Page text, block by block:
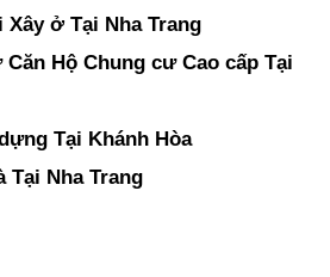
Xây ở Tại Nha Trang
Hộ Chung cư Cao cấp Tại
Tại Khánh Hòa
Tại Nha Trang